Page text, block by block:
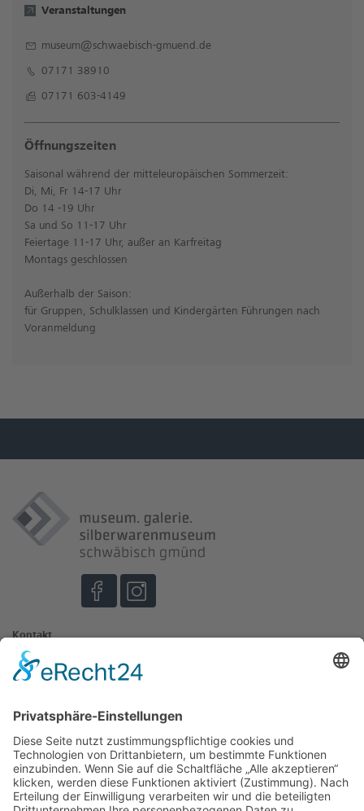
Veranstaltungen
museum@schwaebisch-gmuend.de
07171 38910
07171 603-4149
Öffnungszeiten
Saisonal während der mitteleuropäischen Sommerzeit:
Di, Mi, Fr 14-17 Uhr
Do 14 -19 Uhr
Sa und So 11-17 Uhr
Feiertage 11-17 Uhr, außer an Karfreitag
Montags geschlossen
Außerhalb der Saison:
für Gruppen, Schulklassen und Kindergärten Führungen nach
Voranmeldung
Kontakt
Johannisplatz 3
73525 Schwäbisch Gmünd
07171 603-4130
07171 603-4129
Öffnungszeiten
Museum und Galerie im Prediger